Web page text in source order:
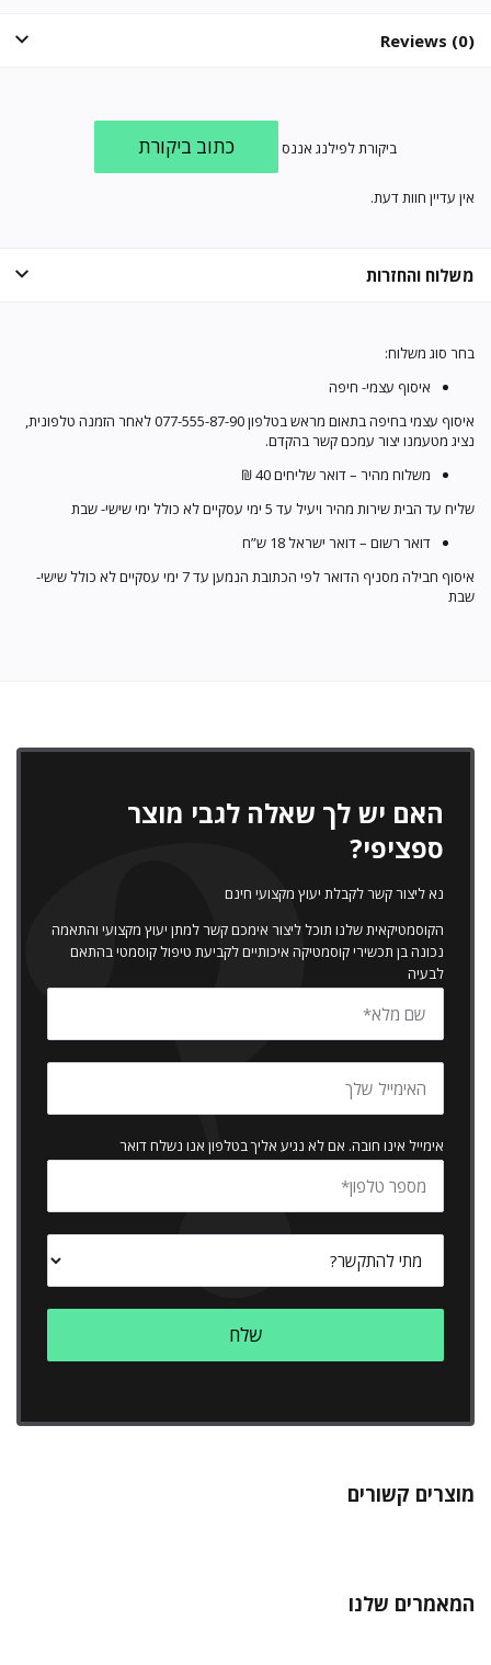
Reviews (0)
ביקורת לפילנג אננס כתוב ביקורת
אין עדיין חוות דעת.
משלוח והחזרות
בחר סוג משלוח:
איסוף עצמי- חיפה
איסוף עצמי בחיפה בתאום מראש בטלפון 077-555-87-90 לאחר הזמנה טלפונית,
נציג מטעמנו יצור עמכם קשר בהקדם.
משלוח מהיר – דואר שליחים 40 ₪
שליח עד הבית שירות מהיר ויעיל עד 5 ימי עסקיים לא כולל ימי שישי- שבת
דואר רשום – דואר ישראל 18 ש”ח
איסוף חבילה מסניף הדואר לפי הכתובת הנמען עד 7 ימי עסקיים לא כולל שישי-
שבת
האם יש לך שאלה לגבי מוצר
ספציפי?
נא ליצור קשר לקבלת יעוץ מקצועי חינם
הקוסמטיקאית שלנו תוכל ליצור אימכם קשר למתן יעוץ מקצועי והתאמה
נכונה בן תכשירי קוסמטיקה איכותיים לקביעת טיפול קוסמטי בהתאם
לבעיה
אימייל אינו חובה. אם לא נגיע אליך בטלפון אנו נשלח דואר
מוצרים קשורים
המאמרים שלנו